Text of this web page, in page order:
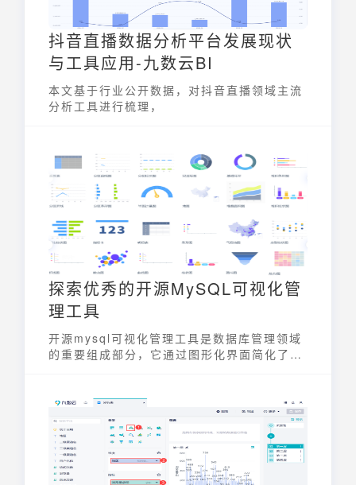
抖音直播数据分析平台发展现状
与工具应用-九数云BI
本文基于行业公开数据，对抖音直播领域主流
分析工具进行梳理，
探索优秀的开源MySQL可视化管
理工具
开源mysql可视化管理工具是数据库管理领域
的重要组成部分，它通过图形化界面简化了
以及用户权限管理等功能，极大地方便了开发
者和数据库管理员的操作，降低了MySQL使
用的门槛。选择合适的开源mysql可视化管理
工具对于提高工作效率至关重要。